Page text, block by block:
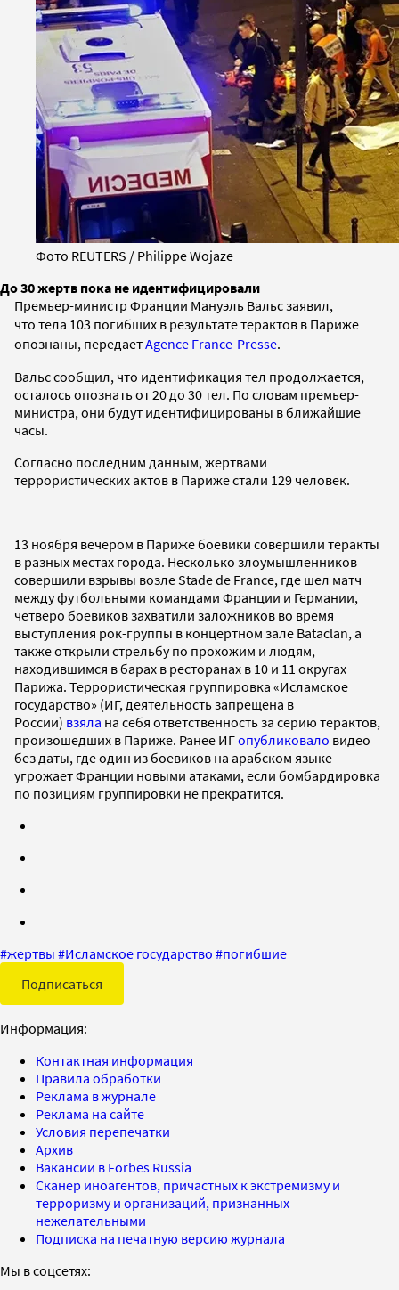
Фото REUTERS / Philippe Wojaze
До 30 жертв пока не идентифицировали
Премьер-министр Франции Мануэль Вальс заявил,
что тела 103 погибших в результате терактов в Париже
опознаны, передаетAgence France-Presse.
Вальс сообщил, что идентификация тел продолжается,
осталось опознать от 20 до 30 тел. По словам премьер-
министра, они будут идентифицированы в ближайшие
часы.
Согласно последним данным, жертвами
террористических актов в Париже стали 129 человек.
13 ноября вечером в Париже боевики совершили теракты
в разных местах города. Несколько злоумышленников
совершили взрывы возле Stade de France, где шел матч
между футбольными командами Франции и Германии,
четверо боевиков захватили заложников во время
выступления рок-группы в концертном зале Bataclan, а
также открыли стрельбу по прохожим и людям,
находившимся в барах в ресторанах в 10 и 11 округах
Парижа. Террористическая группировка «Исламское
государство» (ИГ, деятельность запрещена в
России) взяла на себя ответственность за серию терактов,
произошедших в Париже. Ранее ИГопубликовало видео
без даты, где один из боевиков на арабском языке
угрожает Франции новыми атаками, если бомбардировка
по позициям группировки не прекратится.
#жертвы #Исламское государство #погибшие
Подписаться
Информация:
Контактная информация
Правила обработки
Реклама в журнале
Реклама на сайте
Условия перепечатки
Архив
Вакансии в Forbes Russia
Сканер иноагентов, причастных к экстремизму и
терроризму и организаций, признанных
нежелательными
Подписка на печатную версию журнала
Мы в соцсетях: